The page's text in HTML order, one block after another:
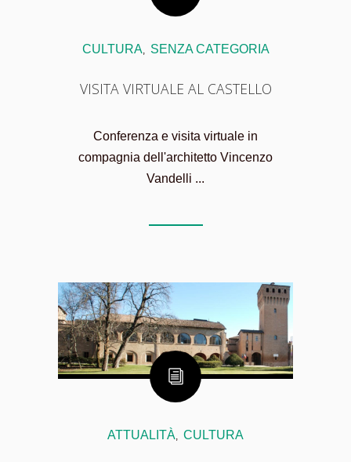
CULTURA, SENZA CATEGORIA
VISITA VIRTUALE AL CASTELLO
Conferenza e visita virtuale in
compagnia dell'architetto Vincenzo
Vandelli ...
ATTUALITÀ CULTURA